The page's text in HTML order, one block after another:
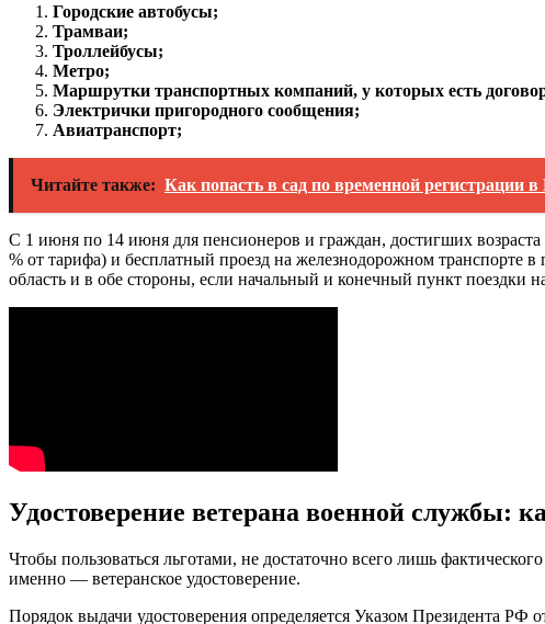
Городские автобусы;
Трамваи;
Троллейбусы;
Метро;
Маршрутки транспортных компаний, у которых есть договор
Электрички пригородного сообщения;
Авиатранспорт;
Читайте также: Как попасть в сад по временной регистрации
С 1 июня по 14 июня для пенсионеров и граждан, достигших
% от тарифа) и бесплатный проезд на железнодорожном транспорте
область и в обе стороны, если начальный и конечный пункт поездки
Удостоверение ветерана военной службы:
Чтобы пользоваться льготами, не достаточно всего лишь
именно — ветеранское удостоверение.
Порядок выдачи удостоверения определяется Указом Президента